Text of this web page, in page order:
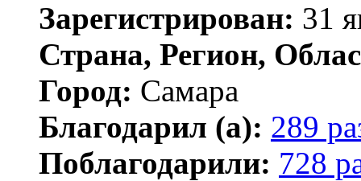
Зарегистрирован: 31
Страна, Регион,
Город: Самара
Благодарил (а): 289
Поблагодарили: 728